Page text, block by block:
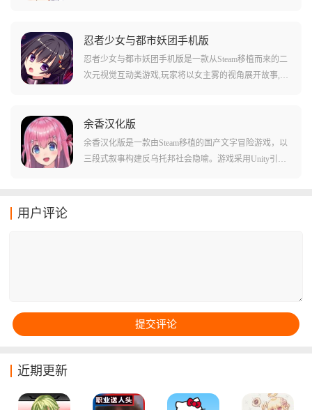
进,共渡难关。游戏采用二次元画风,拥有多位不同类型的
帅气男主角,从霸道总裁到阳光型男再到奶狗暖男,玩家可
以任意攻略喜欢的角色,建立紧密关系并抵御丧尸攻击。
忍者少女与都市妖团手机版
忍者少女与都市妖团手机版是一款从Steam移植而来的二
次元视觉互动类游戏,玩家将以女主雾的视角展开故事,与
常与都市奇幻、悬疑解谜完美结合,以点击推进剧情和选
择对话为主,适合剧情向玩家利用碎片时间体验。整个流
程约两小时,拥有多结局设定,不同的选择将决定故事走向,
余香汉化版
余香汉化版是一款由Steam移植的国产文字冒险游戏，以
三段式叙事构建反乌托邦社会隐喻。游戏采用Unity引擎
用户评论
近期更新